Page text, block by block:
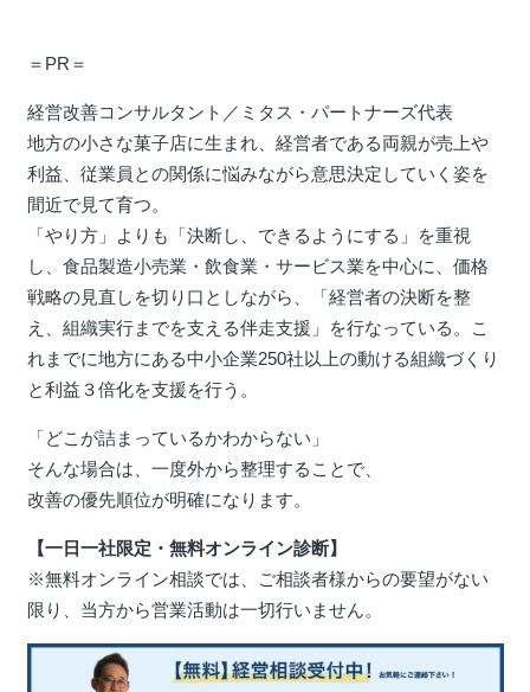
＝PR＝
経営改善コンサルタント／ミタス・パートナーズ代表
地方の小さな菓子店に生まれ、経営者である両親が売上や
利益、従業員との関係に悩みながら意思決定していく姿を
間近で見て育つ。
「やり方」よりも「決断し、できるようにする」を重視
し、食品製造小売業・飲食業・サービス業を中心に、価格
戦略の見直しを切り口としながら、「経営者の決断を整
え、組織実行までを支える伴走支援」を行なっている。こ
れまでに地方にある中小企業250社以上の動ける組織づくり
と利益３倍化を支援を行う。
「どこが詰まっているかわからない」
そんな場合は、一度外から整理することで、
改善の優先順位が明確になります。
【一日一社限定・無料オンライン診断】
※無料オンライン相談では、ご相談者様からの要望がない
限り、当方から営業活動は一切行いません。